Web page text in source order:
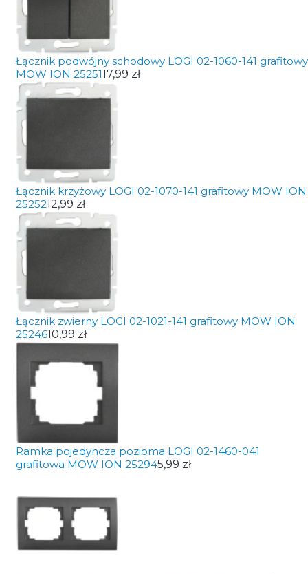
Łącznik podwójny schodowy LOGI 02-1060-141 grafitowy
MOW ION 2525117,99 zł
Łącznik krzyżowy LOGI 02-1070-141 grafitowy MOW ION
2525212,99 zł
Łącznik zwierny LOGI 02-1021-141 grafitowy MOW ION
2524610,99 zł
Ramka pojedyncza pozioma LOGI 02-1460-041
grafitowa MOW ION 252945,99 zł